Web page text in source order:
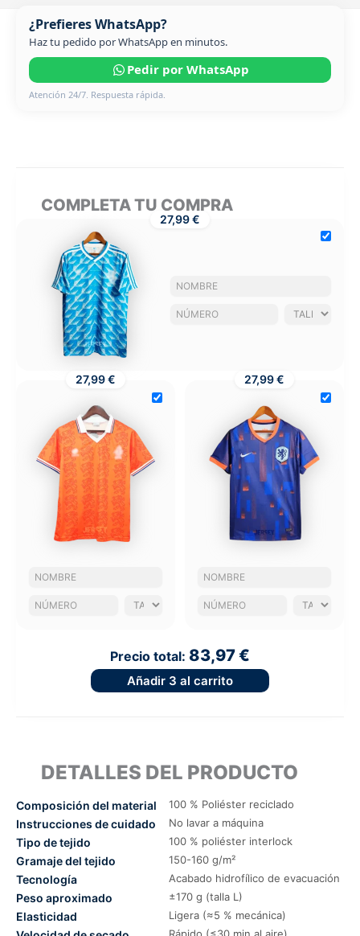
¿Prefieres WhatsApp?
Haz tu pedido por WhatsApp en minutos.
Pedir por WhatsApp
Atención 24/7. Respuesta rápida.
COMPLETA TU COMPRA
27,99 €
27,99 € 27,99 €
Precio total: 83,97 €
Añadir 3 al carrito
DETALLES DEL PRODUCTO
Composición del material 100 % Poliéster reciclado
Instrucciones de cuidado No lavar a máquina
Tipo de tejido 100 % poliéster interlock
Gramaje del tejido 150-160 g/m²
Tecnología Acabado hidrofílico de evacuación
Peso aproximado ±170 g (talla L)
Elasticidad Ligera (≈5 % mecánica)
Rápido (≤30 min al aire)